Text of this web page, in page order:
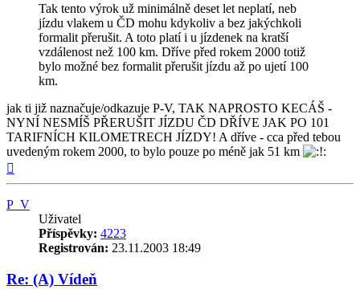
Tak tento výrok už minimálně deset let neplatí, neb
jízdu vlakem u ČD mohu kdykoliv a bez jakýchkoli
formalit přerušit. A toto platí i u jízdenek na kratší
vzdálenost než 100 km. Dříve před rokem 2000 totiž
bylo možné bez formalit přerušit jízdu až po ujetí 100
km.
jak ti již naznačuje/odkazuje P-V, TAK NAPROSTO KECÁŠ -
NYNÍ NESMÍŠ PŘERUŠIT JÍZDU ČD DŘÍVE JAK PO 101
TARIFNÍCH KILOMETRECH JÍZDY! A dříve - cca před tebou
uvedeným rokem 2000, to bylo pouze po méně jak 51 km
P_V
Uživatel
Příspěvky: 4223
Registrován: 23.11.2003 18:49
Re: (A) Vídeň